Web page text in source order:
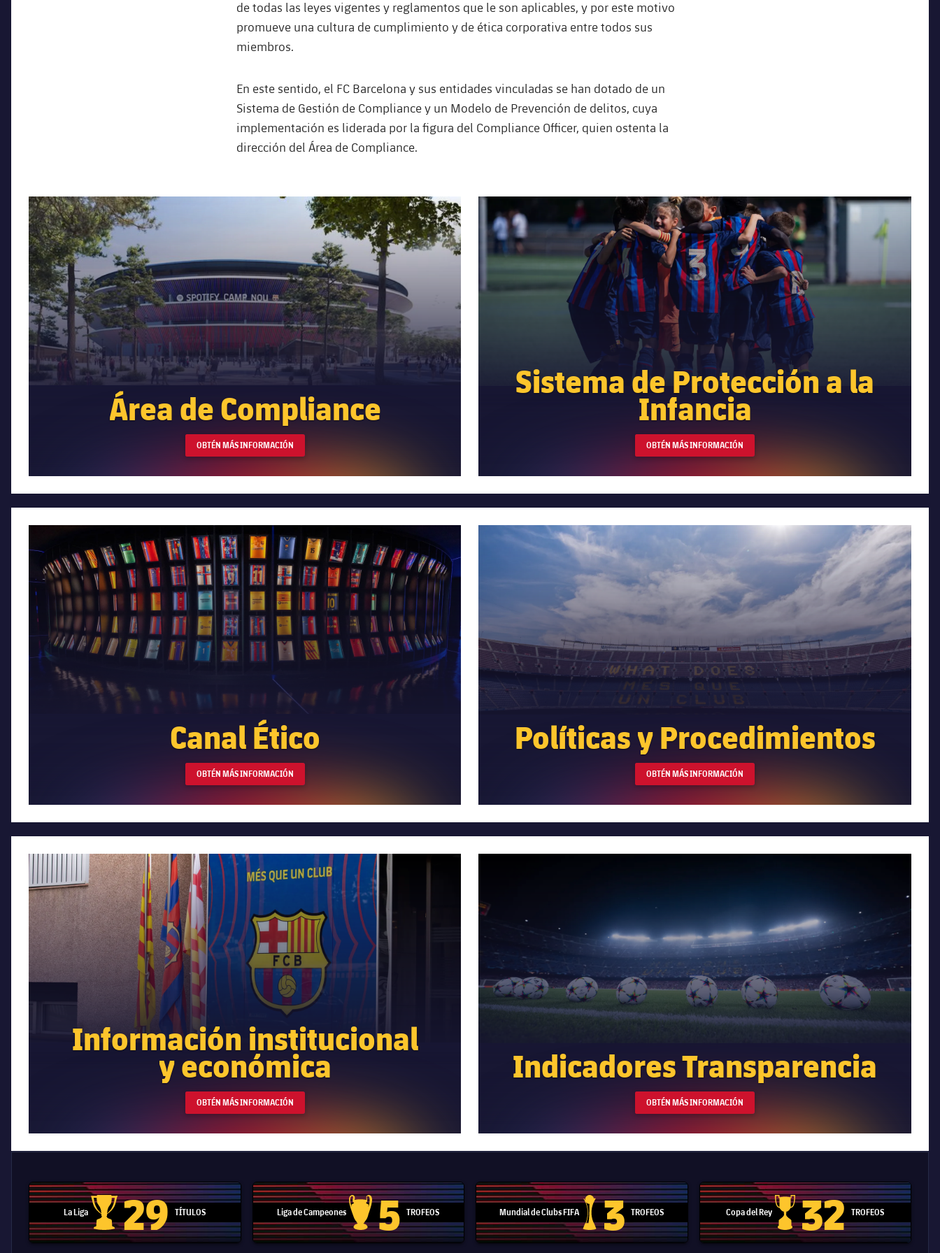
de todas las leyes vigentes y reglamentos que le son aplicables, y por este motivo
promueve una cultura de cumplimiento y de ética corporativa entre todos sus
miembros.
En este sentido, el FC Barcelona y sus entidades vinculadas se han dotado de un
Sistema de Gestión de Compliance y un Modelo de Prevención de delitos, cuya
implementación es liderada por la figura del Compliance Officer, quien ostenta la
dirección del Área de Compliance.
Área de Compliance
OBTÉN MÁS INFORMACIÓN
Sistema de Protección a la
Infancia
OBTÉN MÁS INFORMACIÓN
Canal Ético
OBTÉN MÁS INFORMACIÓN
Políticas y Procedimientos
OBTÉN MÁS INFORMACIÓN
Información institucional
y económica
OBTÉN MÁS INFORMACIÓN
Indicadores Transparencia
OBTÉN MÁS INFORMACIÓN
La Liga
Trofeo de La Liga
29 TÍTULOS Liga de Campeones
Trofeo de la Liga de Campeones
5 TROFEOS Mundial de Clubs FIFA
Trofeo del Mundial de Clubes
3 TROFEOS Copa del Rey
Copa del Rey
32 TROFEOS